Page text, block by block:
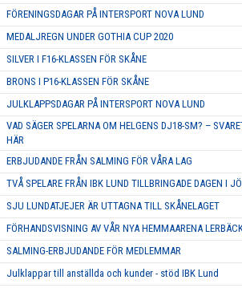
FÖRENINGSDAGAR PÅ INTERSPORT NOVA LUND
MEDALJREGN UNDER GOTHIA CUP 2020
SILVER I F16-KLASSEN FÖR SKÅNE
BRONS I P16-KLASSEN FÖR SKÅNE
JULKLAPPSDAGAR PÅ INTERSPORT NOVA LUND
VAD SÄGER SPELARNA OM HELGENS DJ18-SM? –
HÄR
ERBJUDANDE FRÅN SALMING FÖR VÅRA LAG
TVÅ SPELARE FRÅN IBK LUND TILLBRINGADE DAGEN I
SJU LUNDATJEJER ÄR UTTAGNA TILL SKÅNELAGET
FÖRHANDSVISNING AV VÅR NYA HEMMAARENA
SALMING-ERBJUDANDE FÖR MEDLEMMAR
Julklappar till anställda och kunder - stöd IBK Lund